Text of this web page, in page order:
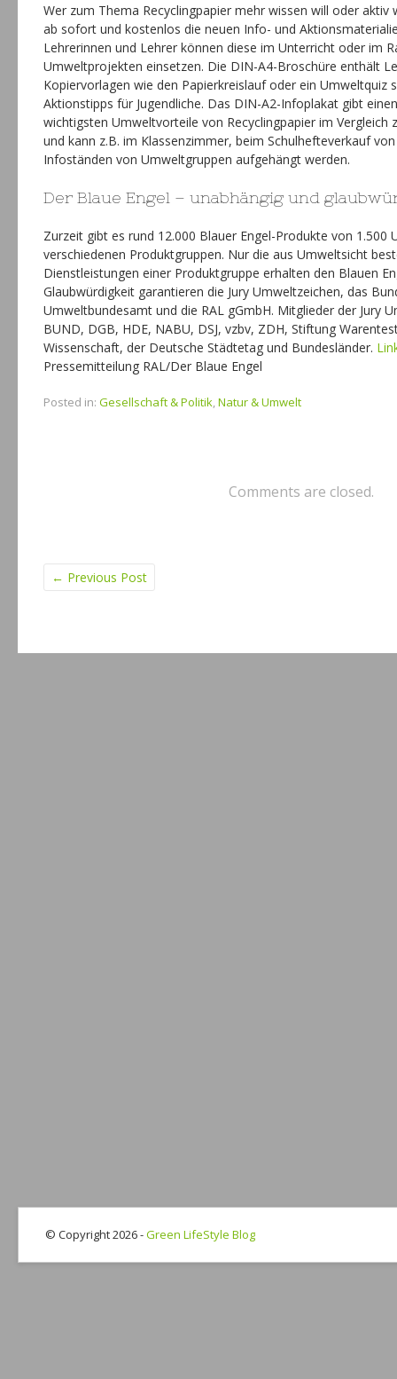
Wer zum Thema Recyclingpapier mehr wissen will oder
ab sofort und kostenlos die neuen Info- und
Lehrerinnen und Lehrer können diese im Unterricht oder im
Umweltprojekten einsetzen. Die DIN-A4-Broschüre enthält
Kopiervorlagen wie den Papierkreislauf oder ein Umweltquiz
Aktionstipps für Jugendliche. Das DIN-A2-Infoplakat gibt
wichtigsten Umweltvorteile von Recyclingpapier im Vergleich
und kann z.B. im Klassenzimmer, beim Schulhefteverkauf
Infoständen von Umweltgruppen aufgehängt werden.
Der Blaue Engel – unabhängig und
Zurzeit gibt es rund 12.000 Blauer Engel-Produkte von 1.500
verschiedenen Produktgruppen. Nur die aus Umweltsicht
Dienstleistungen einer Produktgruppe erhalten den Blauen
Glaubwürdigkeit garantieren die Jury Umweltzeichen, das
Umweltbundesamt und die RAL gGmbH. Mitglieder der Jury
BUND, DGB, HDE, NABU, DSJ, vzbv, ZDH, Stiftung
Wissenschaft, der Deutsche Städtetag und Bundesländer.
Pressemitteilung RAL/Der Blaue Engel
Posted in: Gesellschaft & Politik,Natur & Umwelt
Comments are closed.
← Previous Post
© Copyright 2026 -Green LifeStyle Blog